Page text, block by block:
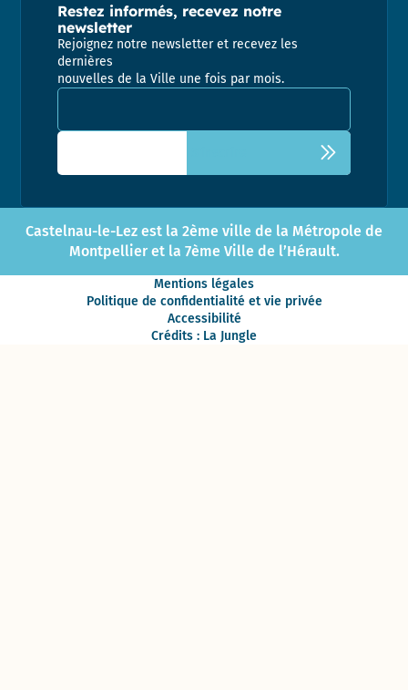
Restez informés, recevez notre
newsletter
Rejoignez notre newsletter et recevez les
dernières
nouvelles de la Ville une fois par mois.
Adresse email pour la newsletter
Castelnau-le-Lez est la 2ème ville de la Métropole de
Montpellier et la 7ème Ville de l’Hérault.
Mentions légales
Politique de confidentialité et vie privée
Accessibilité
Crédits : La Jungle